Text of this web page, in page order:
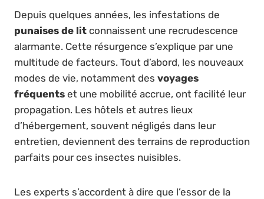
Depuis quelques années, les infestations de
punaises de lit connaissent une recrudescence
alarmante. Cette résurgence s’explique par une
multitude de facteurs. Tout d’abord, les nouveaux
modes de vie, notamment des voyages
fréquents et une mobilité accrue, ont facilité leur
propagation. Les hôtels et autres lieux
d’hébergement, souvent négligés dans leur
entretien, deviennent des terrains de reproduction
parfaits pour ces insectes nuisibles.
Les experts s’accordent à dire que l’essor de la